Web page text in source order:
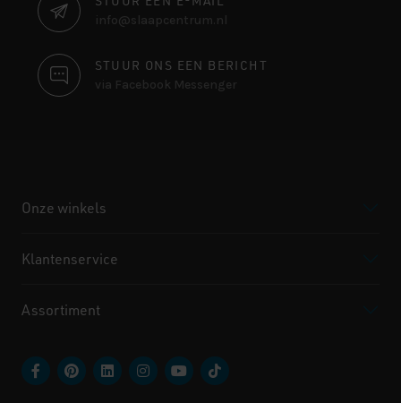
info@slaapcentrum.nl
STUUR ONS EEN BERICHT
via Facebook Messenger
Onze winkels
Klantenservice
Assortiment